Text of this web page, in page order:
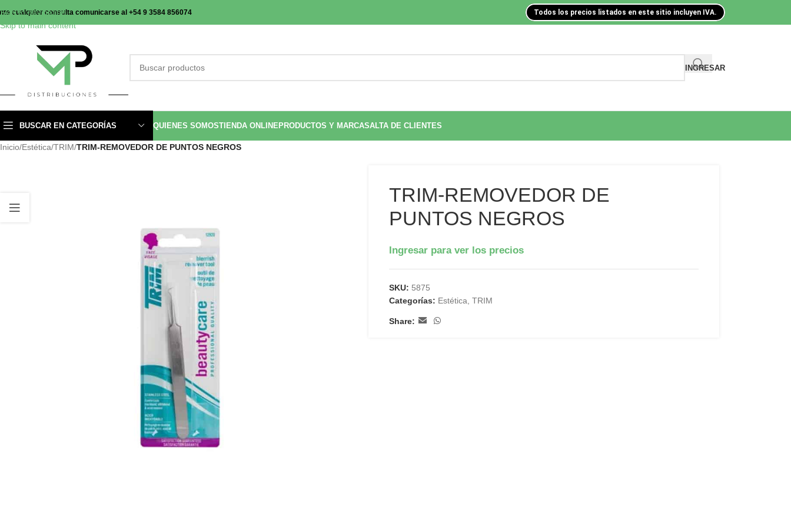
Skip to navigation
Skip to main content
cualquier consulta comunicarse al +54 9 3584 856074 Todos los precios listados en este sitio incluyen IVA.
INGRESAR
BUSCAR EN CATEGORÍAS QUIENES SOMOSTIENDA ONLINEPRODUCTOS Y MARCASALTA DE CLIENTES
Inicio/Estética/TRIM/TRIM-REMOVEDOR DE PUNTOS NEGROS
TRIM-REMOVEDOR DE
PUNTOS NEGROS
Ingresar para ver los precios
SKU: 5875
Categorías: Estética TRIM
Share: